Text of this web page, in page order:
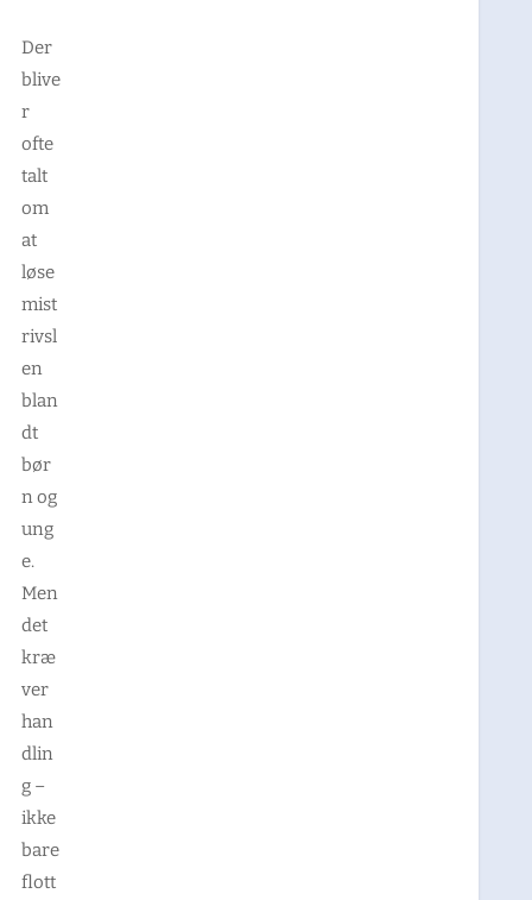
Der
blive
r
ofte
talt
om
at
løse
mist
rivsl
en
blan
dt
bør
n og
ung
e.
Men
det
kræ
ver
han
dlin
g –
ikke
bare
flott